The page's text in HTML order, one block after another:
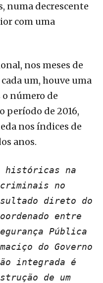
numa decrescente
com uma
nos meses de
um, houve uma
o número de
período de 2016,
nos índices de
anos.
históricas na
no
direto do
entre
Pública
do Governo
integrada é
de um